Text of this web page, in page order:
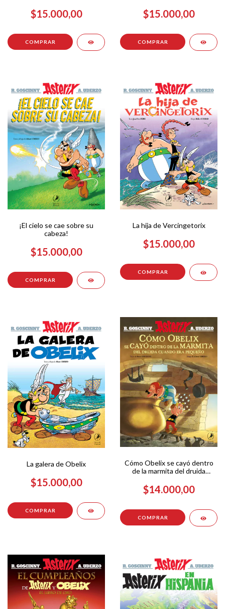
$15.000,00 $15.000,00
¡El cielo se cae sobre su
cabeza!
$15.000,00
La hija de Vercingetorix
$15.000,00
La galera de Obelix
$15.000,00
Cómo Obelix se cayó dentro
de la marmita del druida
$14.000,00